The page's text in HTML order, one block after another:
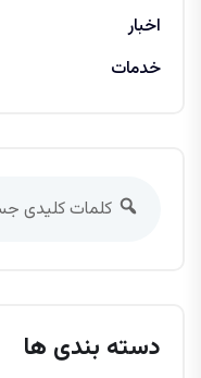
اخبار
خدمات
دسته بندی ها